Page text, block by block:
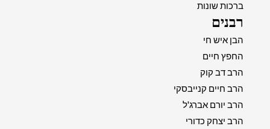
ברכות שונות
רבנים
הבן איש חי
החפץ חיים
הרב דב קוק
הרב חיים קנייבסקי
הרב יורם אברג'ל
הרב יצחק כדורי